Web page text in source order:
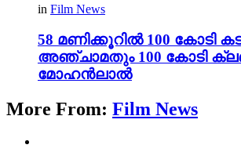
in Film News
58 മണിക്കൂറിൽ 100 കോടി
അഞ്ചാമതും 100 കോടി
മോഹൻലാൽ
More From: Film News